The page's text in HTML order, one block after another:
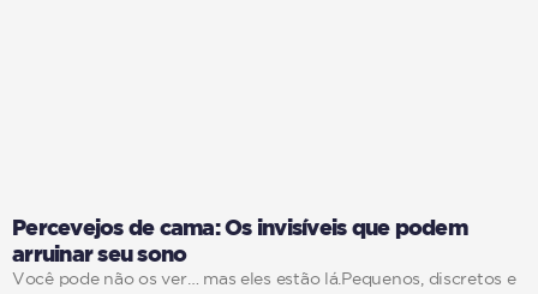
Percevejos de cama: Os invisíveis que podem
arruinar seu sono
Você pode não os ver… mas eles estão lá.Pequenos, discretos e